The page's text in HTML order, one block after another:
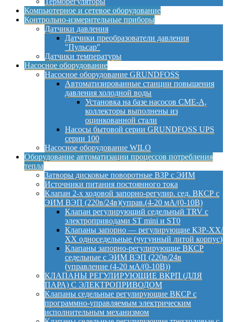
Компьютерное и сетевое оборудование
Контрольно-измерительные приборы
Датчики давления
Датчики преобразователи давления
"Пульсар"
Датчики температуры
Насосное оборудование
Насосное оборудование GRUNDFOSS
Автоматизированные станции повышения
давления холодной воды
Установка на базе насосов CME-A,
коллекторы выполнены из
оцинкованной стали
Насосы бытовой серии GRUNDFOSS UPS
серии 100
Насосное оборудование WILO
Оборудование автоматизации процессов потребления
тепла
Затворы дисковые поворотные ВЗР с ЭИМ
Источники питания постоянного тока
Клапан 2-х ходовой запорно-регулир. сед. ВКСР с
ЭИМ ВЭП (220в/24в)(управ.(4-20 мА/(0-10В)
Клапан регулирующий седельный TRV с
электроприводами ST mini и ST0
Клапаны запорно — регулирующие КЗР-ХХ/
ХХ односедельные (чугунный литой корпус)
Клапаны запорно-регулирующие ВКСР
седельные с ЭИМ ВЭП (220в/24в
(управление (4-20 мА/(0-10В))
КЛАПАНЫ РЕГУЛИРУЮЩИЕ ВКРП (ДЛЯ
ПАРА) С ЭЛЕКТРОПРИВОДОМ
Клапаны седельные регулирующие ВКСР с
программно-управляемым электрическим
исполнительным механизмом